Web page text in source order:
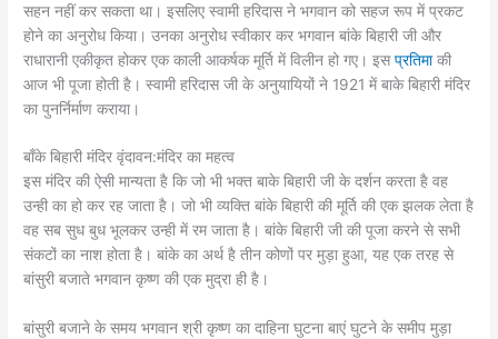
सहन नहीं कर सकता था। इसलिए स्वामी हरिदास ने भगवान को सहज रूप में प्रकट
होने का अनुरोध किया। उनका अनुरोध स्वीकार कर भगवान बांके बिहारी जी और
राधारानी एकीकृत होकर एक काली आकर्षक मूर्ति में विलीन हो गए। इसप्रतिमाकी
आज भी पूजा होती है। स्वामी हरिदास जी के अनुयायियों ने 1921 में बाके बिहारी मंदिर
का पुनर्निर्माण कराया।
बाँके बिहारी मंदिर वृंदावन:मंदिर का महत्व
इस मंदिर की ऐसी मान्यता है कि जो भी भक्त बाके बिहारी जी के दर्शन करता है वह
उन्ही का हो कर रह जाता है। जो भी व्यक्ति बांके बिहारी की मूर्ति की एक झलक लेता है
वह सब सुध बुध भूलकर उन्ही में रम जाता है। बांके बिहारी जी की पूजा करने से सभी
संकटों का नाश होता है। बांके का अर्थ है तीन कोणों पर मुड़ा हुआ, यह एक तरह से
बांसुरी बजाते भगवान कृष्ण की एक मुद्रा ही है।
बांसुरी बजाने के समय भगवान श्री कृष्ण का दाहिना घुटना बाएं घुटने के समीप मुड़ा